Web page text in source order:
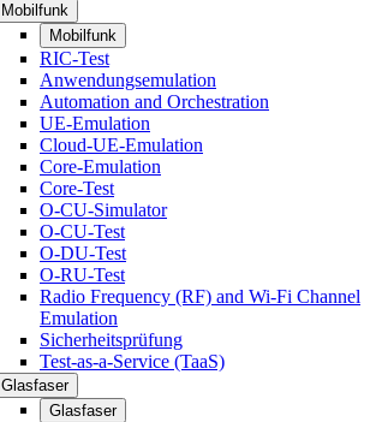
Mobilfunk
Mobilfunk
RIC-Test
Anwendungsemulation
Automation and Orchestration
UE-Emulation
Cloud-UE-Emulation
Core-Emulation
Core-Test
O-CU-Simulator
O-CU-Test
O-DU-Test
O-RU-Test
Radio Frequency (RF) and Wi-Fi Channel
Emulation
Sicherheitsprüfung
Test-as-a-Service (TaaS)
Glasfaser
Glasfaser